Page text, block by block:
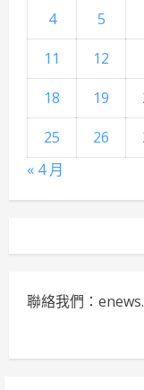
4
5
11
12
18
19
25
26
« 4 月
聯絡我們：